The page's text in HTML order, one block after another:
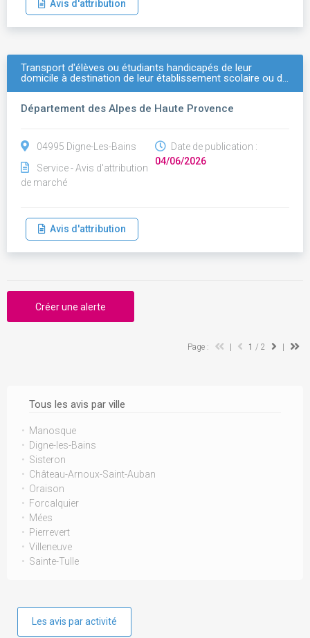
Tous les avis par ville
Manosque
Digne-les-Bains
Sisteron
Château-Arnoux-Saint-Auban
Oraison
Forcalquier
Mées
Pierrevert
Villeneuve
Sainte-Tulle
Les avis par activité
Avis d'attribution
Transport d'élèves ou étudiants handicapés de leur
domicile à destination de leur établissement scolaire ou d…
Département des Alpes de Haute Provence
04995 Digne-Les-Bains
Service - Avis d'attribution
de marché
Date de publication :
04/06/2026
Avis d'attribution
Créer une alerte
Page : 1 / 2